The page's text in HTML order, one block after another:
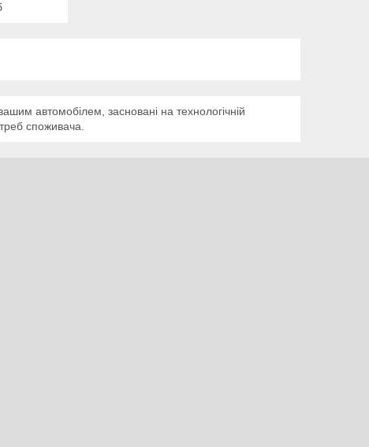
автомобілем, засновані на технологічній
споживача.